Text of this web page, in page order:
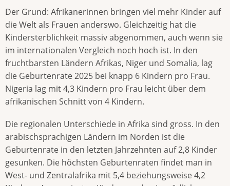
Der Grund: Afrikanerinnen bringen viel mehr Kinder auf
die Welt als Frauen anderswo. Gleichzeitig hat die
Kindersterblichkeit massiv abgenommen, auch wenn sie
im internationalen Vergleich noch hoch ist. In den
fruchtbarsten Ländern Afrikas, Niger und Somalia, lag
die Geburtenrate 2025 bei knapp 6 Kindern pro Frau.
Nigeria lag mit 4,3 Kindern pro Frau leicht über dem
afrikanischen Schnitt von 4 Kindern.
Die regionalen Unterschiede in Afrika sind gross. In den
arabischsprachigen Ländern im Norden ist die
Geburtenrate in den letzten Jahrzehnten auf 2,8 Kinder
gesunken. Die höchsten Geburtenraten findet man in
West- und Zentralafrika mit 5,4 beziehungsweise 4,2